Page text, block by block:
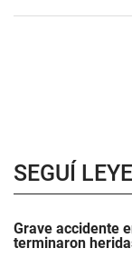
SEGUÍ
Grave accidente
terminaron